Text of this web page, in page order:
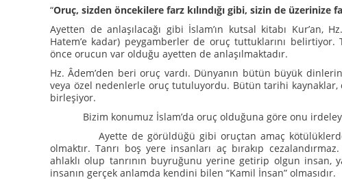
“Oruç, sizden öncekilere farz kılındığı gibi, sizin de üzerinize
Ayetten de anlaşılacağı gibi İslam’ın kutsal kitabı Kur’an,
Hatem’e kadar) peygamberler de oruç tuttuklarını
önce orucun var olduğu ayetten de anlaşılmaktadır.
Hz. Âdem’den beri oruç vardı. Dünyanın bütün büyük
veya özel nedenlerle oruç tutuluyordu. Bütün tarihi kaynaklar,
birleşiyor.
Bizim konumuz İslam’da oruç olduğuna göre onu
Ayette de görüldüğü gibi oruçtan amaç kötülüklerden
olmaktır. Tanrı boş yere insanları aç bırakıp
ahlaklı olup tanrının buyruğunu yerine getirip olgun insan,
insanın gerçek anlamda kendini bilen “Kamil İnsan” olmasıdır.